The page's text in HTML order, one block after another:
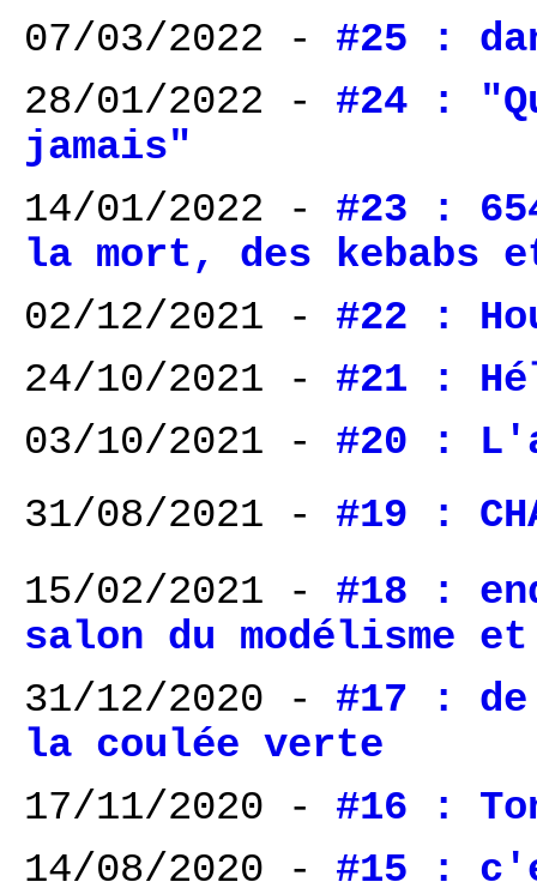
07/03/2022 - #25 :
28/01/2022 - #24 :
jamais"
14/01/2022 - #23 :
la mort, des kebabs
02/12/2021 - #22 :
24/10/2021 - #21 :
03/10/2021 - #20 :
31/08/2021 - #19 :
15/02/2021 - #18 :
salon du modélisme
31/12/2020 - #17 : de
la coulée verte
17/11/2020 - #16 :
14/08/2020 - #15 :